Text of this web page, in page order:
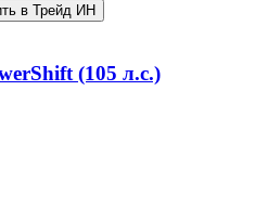
в Трейд ИН
(105 л.с.)